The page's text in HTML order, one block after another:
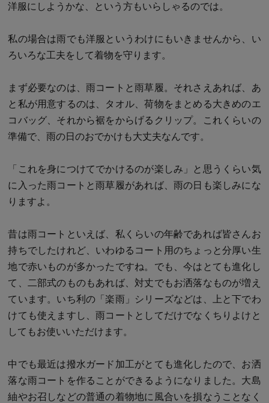
洋服にしようかな、という方もいらしゃるのでは。
私の場合は雨でも洋服というわけにもいきませんから、い
ろいろな工夫をして着物を守ります。
まず必要なのは、雨コートと雨草履。それさえあれば、あ
と私が用意するのは、タオル、荷物をまとめる大きめのエ
コバッグ、それから裾をからげるクリップ。これくらいの
準備で、雨の日のおでかけも大丈夫なんです。
「これを身につけてでかけるのが楽しみ」と思うくらい気
に入った雨コートと雨草履があれば、雨の日も楽しみにな
りますよ。
昔は雨コートといえば、私くらいの年齢であれば皆さんお
持ちでしたけれど、いわゆるコート用のちょっと分厚い生
地で赤いものが多かったですね。でも、今はとても進化し
て、二部式のものもあれば、対丈でもお洒落なものが増え
ています。いち利の「楽雨」シリーズなどは、上と下でわ
けても使えますし、雨コートとしてだけでなくちりよけと
してもお使いいただけます。
中でも最近は撥水ガード加工がとても進化したので、お洒
落な雨コートを作ることができるようになりました。大島
紬やお召しなどの普通の着物地に風合いを損なうことなく